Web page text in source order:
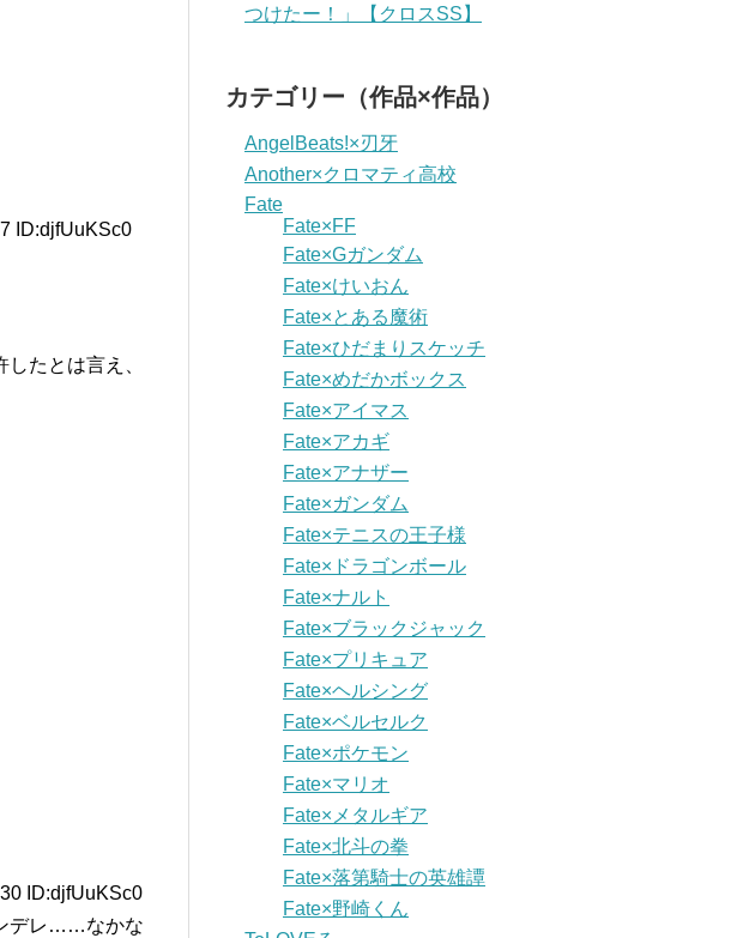
ID:djfUuKSc0
たとは言え、
ID:djfUuKSc0
デレ……なかな
つけたー！」【クロスSS】
カテゴリー（作品×作品）
AngelBeats!×刃牙
Another×クロマティ高校
Fate
Fate×FF
Fate×Gガンダム
Fate×けいおん
Fate×とある魔術
Fate×ひだまりスケッチ
Fate×めだかボックス
Fate×アイマス
Fate×アカギ
Fate×アナザー
Fate×ガンダム
Fate×テニスの王子様
Fate×ドラゴンボール
Fate×ナルト
Fate×ブラックジャック
Fate×プリキュア
Fate×ヘルシング
Fate×ベルセルク
Fate×ポケモン
Fate×マリオ
Fate×メタルギア
Fate×北斗の拳
Fate×落第騎士の英雄譚
Fate×野崎くん